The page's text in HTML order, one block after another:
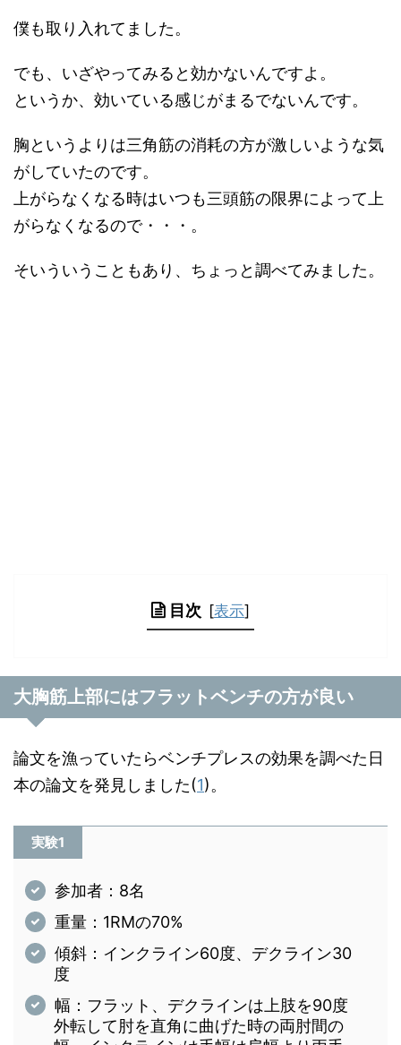
僕も取り入れてました。
でも、いざやってみると効かないんですよ。
というか、効いている感じがまるでないんです。
胸というよりは三角筋の消耗の方が激しいような気
がしていたのです。
上がらなくなる時はいつも三頭筋の限界によって上
がらなくなるので・・・。
そいういうこともあり、ちょっと調べてみました。
目次 [表示]
大胸筋上部にはフラットベンチの方が良い
論文を漁っていたらベンチプレスの効果を調べた日
本の論文を発見しました(1)。
実験1
参加者：8名
重量：1RMの70%
傾斜：インクライン60度、デクライン30
度
幅：フラット、デクラインは上肢を90度
外転して肘を直角に曲げた時の両肘間の